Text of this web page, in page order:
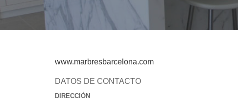
www.marbresbarcelona.com
DATOS DE CONTACTO
DIRECCIÓN